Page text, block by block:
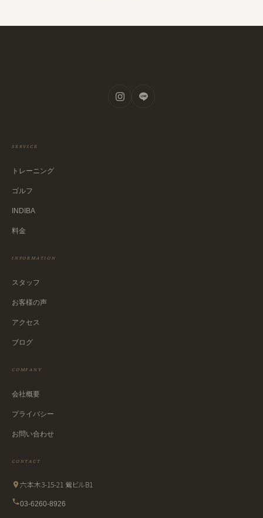
SERVICE
トレーニング
ゴルフ
INDIBA
料金
INFORMATION
スタッフ
お客様の声
アクセス
ブログ
COMPANY
会社概要
プライバシー
お問い合わせ
CONTACT
六本木3-15-21 鶯ビルB1
03-6260-8926